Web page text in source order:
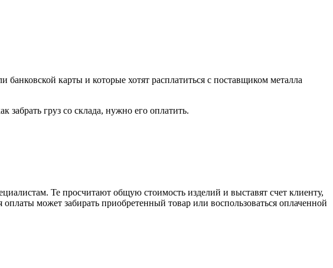
карты и которые хотят расплатиться с поставщиком металла
груз со склада, нужно его оплатить.
Те просчитают общую стоимость изделий и выставят счет клиенту,
может забирать приобретенный товар или воспользоваться оплаченной